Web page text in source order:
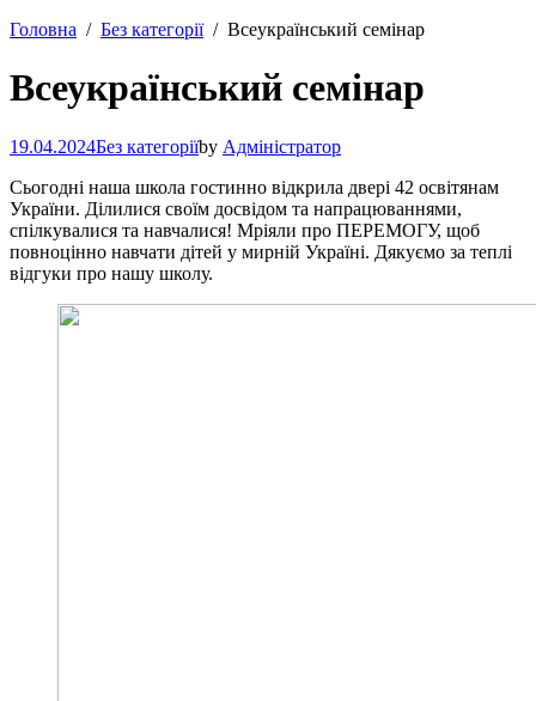
Головна
Без категорії Всеукраїнський семінар
Всеукраїнський семінар
19.04.2024Без категоріїby Адміністратор
Сьогодні наша школа гостинно відкрила двері 42 освітянам
України. Ділилися своїм досвідом та напрацюваннями,
спілкувалися та навчалися! Мріяли про ПЕРЕМОГУ, щоб
повноцінно навчати дітей у мирній Україні. Дякуємо за теплі
відгуки про нашу школу.